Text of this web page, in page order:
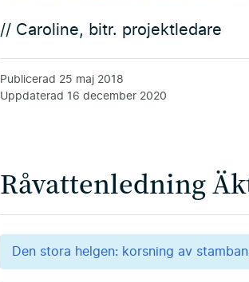
// Caroline, bitr. projektledare
Publicerad 25 maj 2018
Uppdaterad 16 december 2020
Råvattenledning
Den stora helgen: korsning av